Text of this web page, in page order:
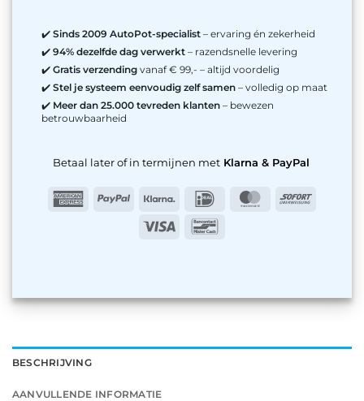
BESCHRIJVING
AANVULLENDE INFORMATIE
✔️Sinds 2009 AutoPot-specialist – ervaring én zekerheid
✔️94% dezelfde dag verwerkt – razendsnelle levering
✔️Gratis verzending vanaf € 99,- – altijd voordelig
✔️Stel je systeem eenvoudig zelf samen – volledig op maat
✔️ Meer dan 25.000 tevreden klanten – bewezen
betrouwbaarheid
Betaal later of in termijnen metKlarna & PayPal
AmericanPayPal Klarna IDeal MasterCard
Sofort
Visa